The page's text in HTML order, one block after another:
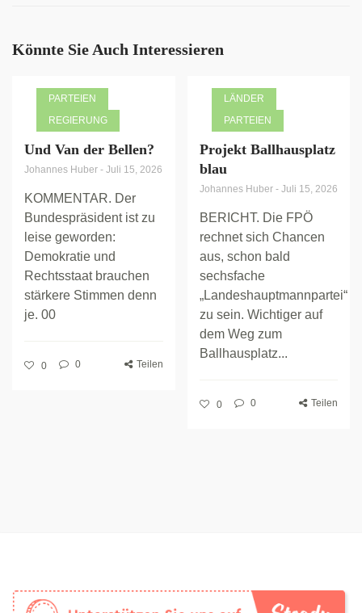
Könnte Sie Auch Interessieren
PARTEIEN
REGIERUNG
Und Van der Bellen?
Johannes Huber - Juli 15, 2026
KOMMENTAR. Der
Bundespräsident ist zu
leise geworden:
Demokratie und
Rechtsstaat brauchen
stärkere Stimmen denn
je. 00
0 0 Teilen
LÄNDER
PARTEIEN
Projekt Ballhausplatz
blau
Johannes Huber - Juli 15, 2026
BERICHT. Die FPÖ
rechnet sich Chancen
aus, schon bald
sechsfache
„Landeshauptmannpartei“
zu sein. Wichtiger auf
dem Weg zum
Ballhausplatz...
0 0 Teilen